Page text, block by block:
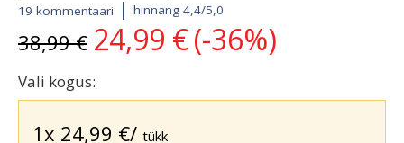
19 kommentaari hinnang 4,4/5,0
38,99€ Algne
hind
oli:
38,99 €.
24,99 € Current
price
24,99 €.
(-36%)
Vali kogus:
1x 24,99 €/ tükk